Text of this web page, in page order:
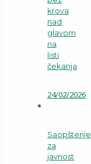
krova
nad
glavom
na
listi
čekanja
24/02/2026
Saopštenje
za
javnost